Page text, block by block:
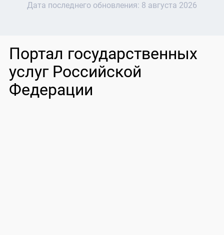
Дата последнего обновления: 8 августа 2026
Портал государственных
услуг Российской
Федерации